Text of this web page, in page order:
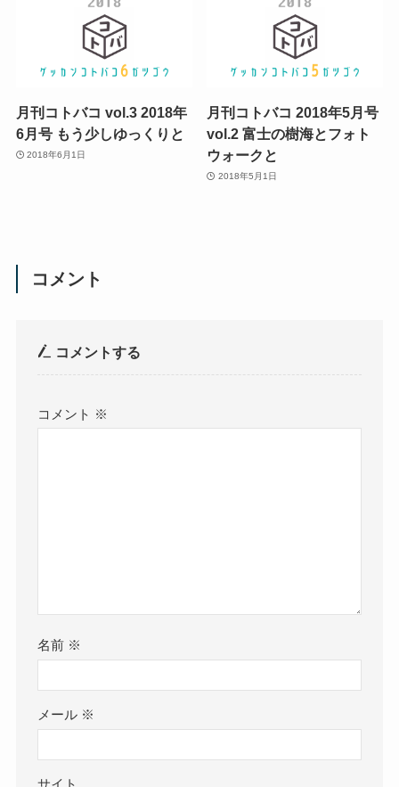
月刊コトバコ vol.3 2018年
6月号 もう少しゆっくりと
2018年6月1日
月刊コトバコ 2018年5月号
vol.2 富士の樹海とフォト
ウォークと
2018年5月1日
コメント
コメントする
コメント ※
名前 ※
メール ※